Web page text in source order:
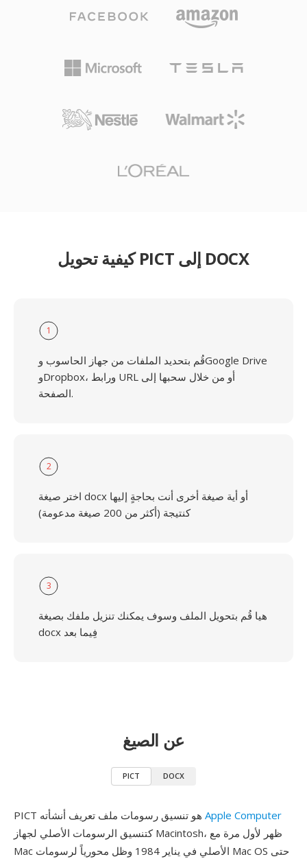
كيفية تحويل PICT إلى DOCX
1
قُم بتحديد الملفات من جهاز الحاسوب وGoogle Drive
وDropbox، ورابط URL أو من خلال سحبها إلى
الصفحة.
2
اختر صيغة docx أو أية صيغة أخرى أنت بحاجةٍ إليها
كنتيجة (أكثر من 200 صيغة مدعومة)
3
هيا قُم بتحويل الملف وسوف يمكنك تنزيل ملفك بصيغة
docx فِيما بعد
عن الصيغ
PICT DOCX
Apple Computer
كتنسيق الرسومات الأصلي لجهاز Macintosh، ظهر لأول مرة مع
Mac الأصلي في يناير 1984 وظل محورياً لرسومات Mac OS حتى